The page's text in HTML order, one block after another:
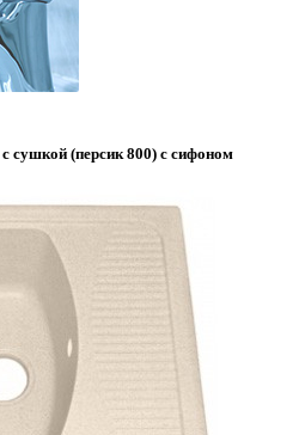
сушкой (персик 800) с сифоном